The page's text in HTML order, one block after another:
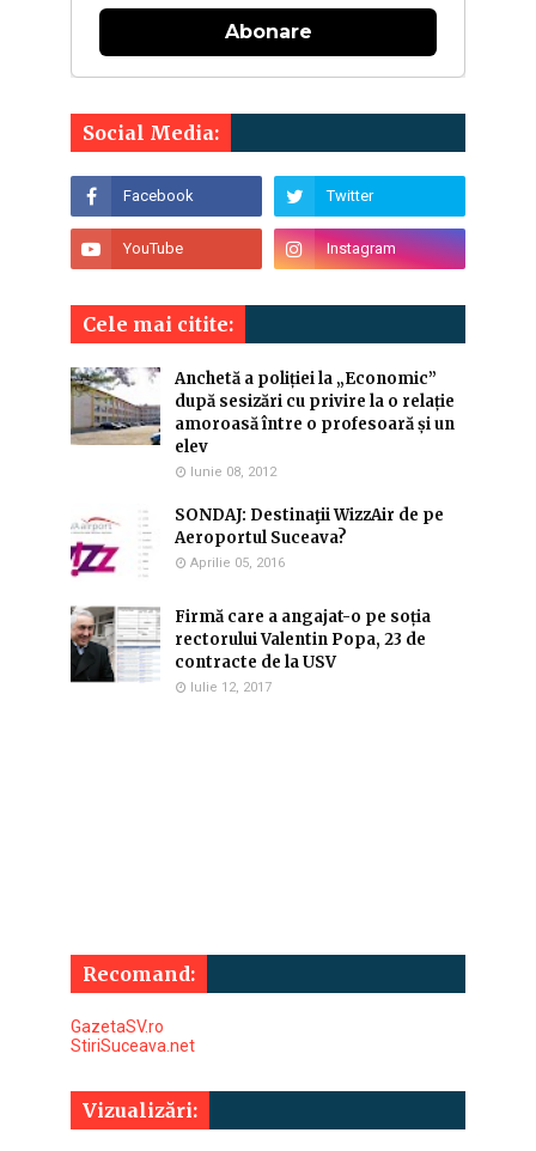
Abonare
Social Media:
Cele mai citite:
Anchetă a poliției la „Economic”
după sesizări cu privire la o relație
amoroasă între o profesoară și un
elev
Iunie 08, 2012
SONDAJ: Destinaţii WizzAir de pe
Aeroportul Suceava?
Aprilie 05, 2016
Firmă care a angajat-o pe soția
rectorului Valentin Popa, 23 de
contracte de la USV
Iulie 12, 2017
Recomand:
GazetaSV.ro
StiriSuceava.net
Vizualizări: